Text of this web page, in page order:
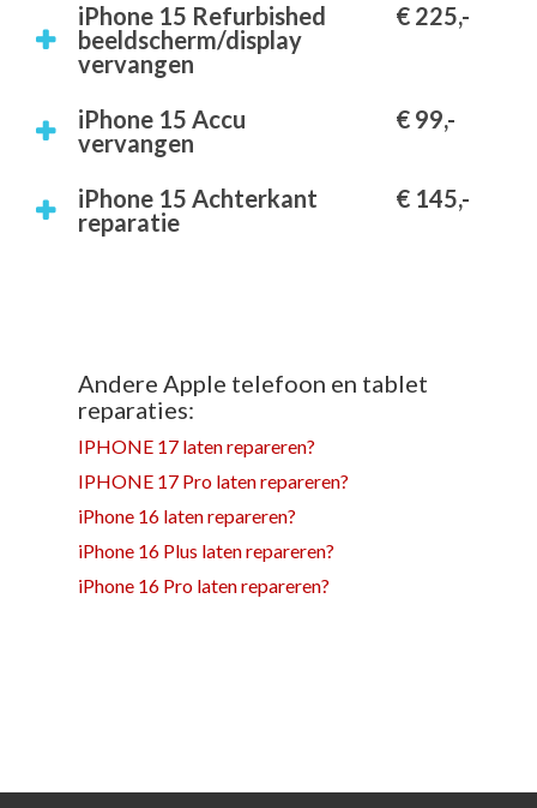
iPhone 15 Refurbished
beeldscherm/display
vervangen
€ 225,-
iPhone 15 Accu
vervangen
€ 99,-
iPhone 15 Achterkant
reparatie
€ 145,-
Andere Apple telefoon en tablet
reparaties:
IPHONE 17 laten repareren?
IPHONE 17 Pro laten repareren?
iPhone 16 laten repareren?
iPhone 16 Plus laten repareren?
iPhone 16 Pro laten repareren?